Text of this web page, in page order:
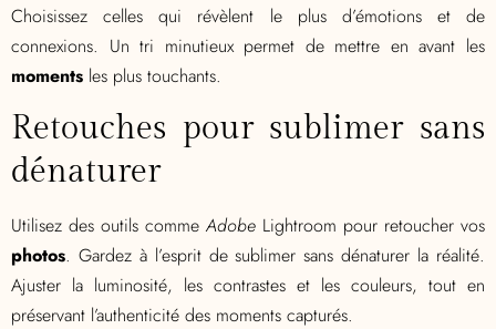
Choisissez celles qui révèlent le plus d’émotions et de
connexions. Un tri minutieux permet de mettre en avant les
moments les plus touchants.
Retouches pour sublimer sans
dénaturer
Utilisez des outils comme Adobe Lightroom pour retoucher vos
photos. Gardez à l’esprit de sublimer sans dénaturer la réalité.
Ajuster la luminosité, les contrastes et les couleurs, tout en
préservant l’authenticité des moments capturés.